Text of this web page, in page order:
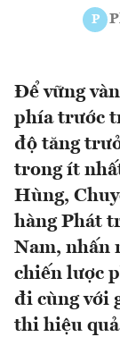
P
Để vững
phía trước
độ tăng
trong ít
Hùng,
hàng Phát
Nam, nhấn
chiến lược
đi cùng với
thi hiệu